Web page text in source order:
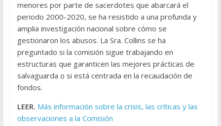
menores por parte de sacerdotes que abarcará el
periodo 2000-2020, se ha resistido a una profunda y
amplia investigación nacional sobre cómo se
gestionaron los abusos. La Sra. Collins se ha
preguntado si la comisión sigue trabajando en
estructuras que garanticen las mejores prácticas de
salvaguarda o si está centrada en la recaudación de
fondos.
LEER. Más información sobre la crisis, las críticas y las
observaciones a la Comisión